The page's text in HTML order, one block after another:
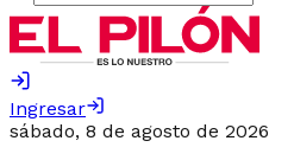
Ingresar
sábado, 8 de agosto de 2026